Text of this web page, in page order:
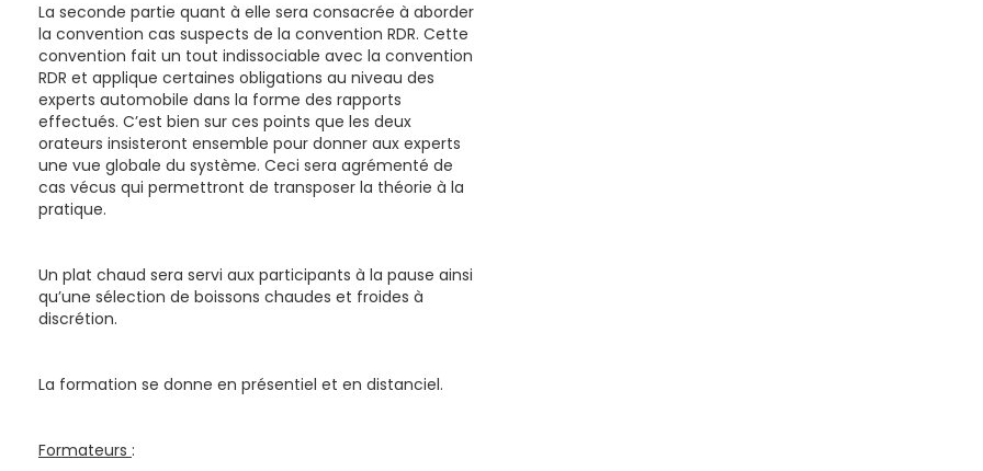
La seconde partie quant à elle sera consacrée à aborder
la convention cas suspects de la convention RDR. Cette
convention fait un tout indissociable avec la convention
RDR et applique certaines obligations au niveau des
experts automobile dans la forme des rapports
effectués. C’est bien sur ces points que les deux
orateurs insisteront ensemble pour donner aux experts
une vue globale du système. Ceci sera agrémenté de
cas vécus qui permettront de transposer la théorie à la
pratique.
Un plat chaud sera servi aux participants à la pause ainsi
qu’une sélection de boissons chaudes et froides à
discrétion.
La formation se donne en présentiel et en distanciel.
Formateurs :